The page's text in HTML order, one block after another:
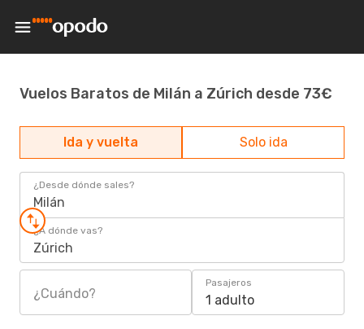
Vuelos Baratos de Milán a Zúrich desde 73€
Ida y vuelta Solo ida
¿Desde dónde sales?
Milán
¿A dónde vas?
Zúrich
¿Cuándo?
Pasajeros
1 adulto